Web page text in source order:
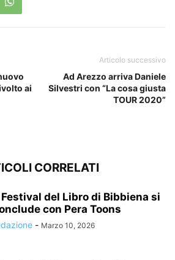
ai
Articolo successivo
Ad Arezzo arriva Daniele
Silvestri con “La cosa giusta
TOUR 2020”
CORRELATI
Festival del Libro di Bibbiena si
con Pera Toons
- Marzo 10, 2026